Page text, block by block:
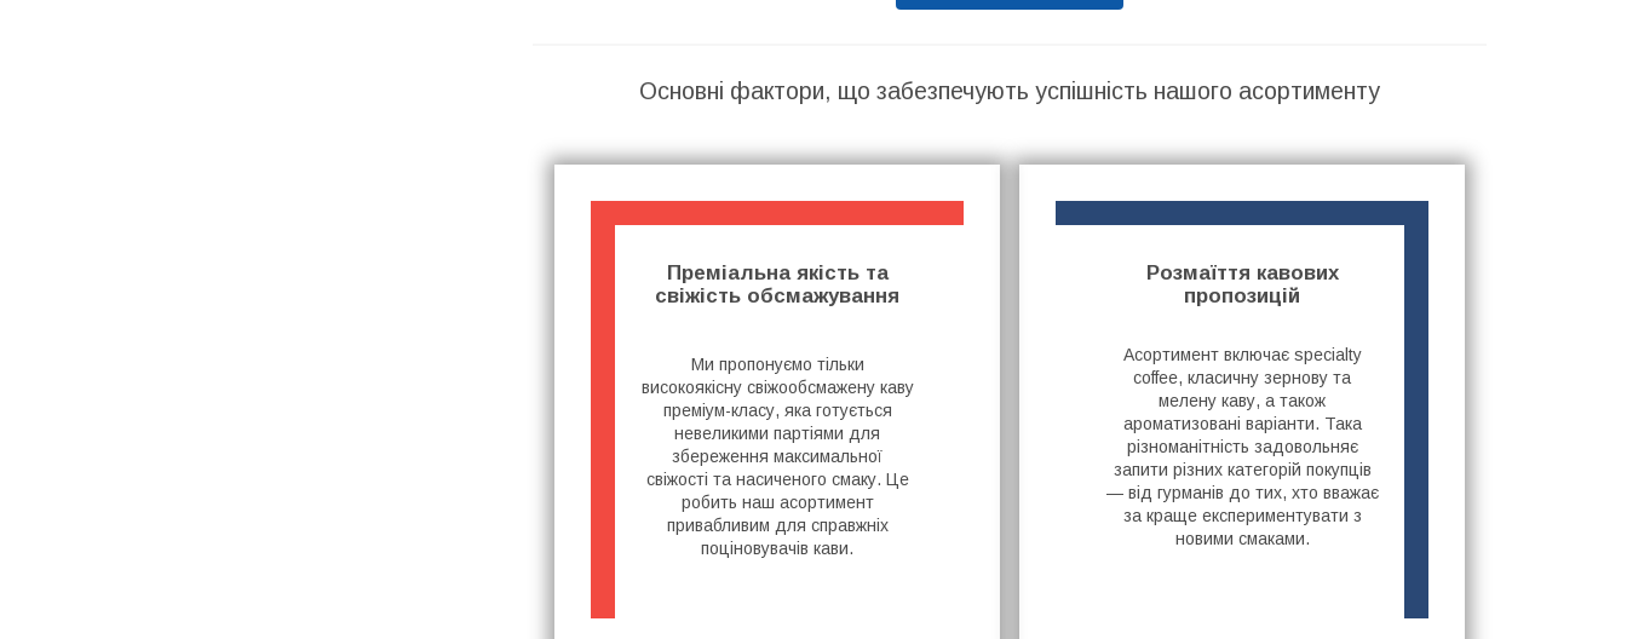
Основні фактори, що забезпечують успішність нашого асортименту
Преміальна якість та
свіжість обсмажування
Ми пропонуємо тільки
високоякісну свіжообсмажену каву
преміум-класу, яка готується
невеликими партіями для
збереження максимальної
свіжості та насиченого смаку. Це
робить наш асортимент
привабливим для справжніх
поціновувачів кави.
Розмаїття кавових
пропозицій
Асортимент включає specialty
coffee, класичну зернову та
мелену каву, а також
ароматизовані варіанти. Така
різноманітність задовольняє
запити різних категорій покупців
— від гурманів до тих, хто вважає
за краще експериментувати з
новими смаками.